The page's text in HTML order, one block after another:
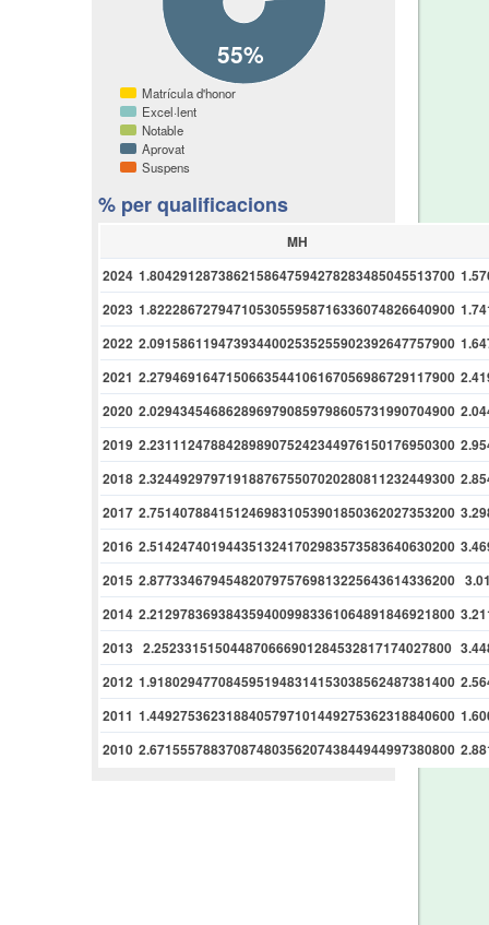
55%
Matrícula d'honor
Excel·lent
Notable
Aprovat
Suspens
% per qualificacions
MH
2024 1.8042912873862158647594278283485045513700
2023 1.8222867279471053055958716336074826640900
2022 2.0915861194739344002535255902392647757900
2021 2.2794691647150663544106167056986729117900
2020 2.0294345468628969790859798605731990704900
2019 2.2311124788428989075242344976150176950300
2018 2.3244929797191887675507020280811232449300
2017 2.7514078841512469831053901850362027353200
2016 2.5142474019443513241702983573583640630200
2015 2.8773346794548207975769813225643614336200
2014 2.2129783693843594009983361064891846921800
2013 2.252331515044870666901284532817174027800
2012 1.9180294770845951948314153038562487381400
2011 1.4492753623188405797101449275362318840600
2010 2.6715557883708748035620743844944997380800